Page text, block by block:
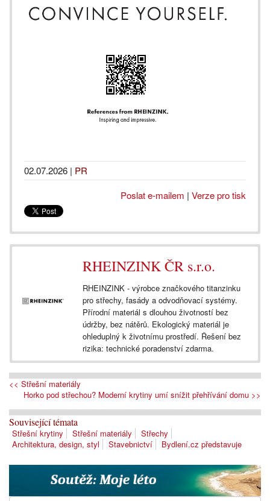
02.07.2026 | PR
Poslat e-mailem | Verze pro tisk
RHEINZINK ČR s.r.o.
RHEINZINK - výrobce značkového titanzinku
pro střechy, fasády a odvodňovací systémy.
Přírodní materiál s dlouhou životností bez
údržby, bez nátěrů. Ekologický materiál je
ohleduplný k životnímu prostředí. Řešení bez
rizika: technické poradenství zdarma.
<< Střešní materiály
Horko pod střechou? Moderní krytiny umí snížit přehřívání domu >>
Související témata
Střešní krytiny Střešní materiály
Střechy
Architektura, design, styl
Stavebnictví Bydlení.cz představuje